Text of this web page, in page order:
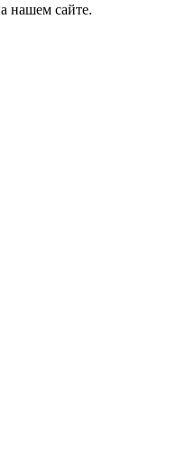
нашем сайте.